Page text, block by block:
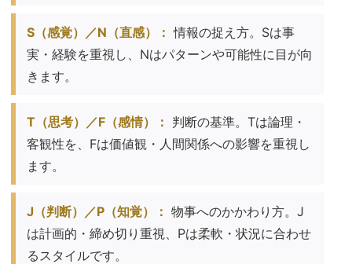
S（感覚）／N（直感）： 情報の捉え方。Sは事
実・経験を重視し、Nはパターンや可能性に目が向
きます。
T（思考）／F（感情）： 判断の基準。Tは論理・
客観性を、Fは価値観・人間関係への影響を重視し
ます。
J（判断）／P（知覚）： 物事へのかかわり方。J
は計画的・締め切り重視、Pは柔軟・状況に合わせ
るスタイルです。